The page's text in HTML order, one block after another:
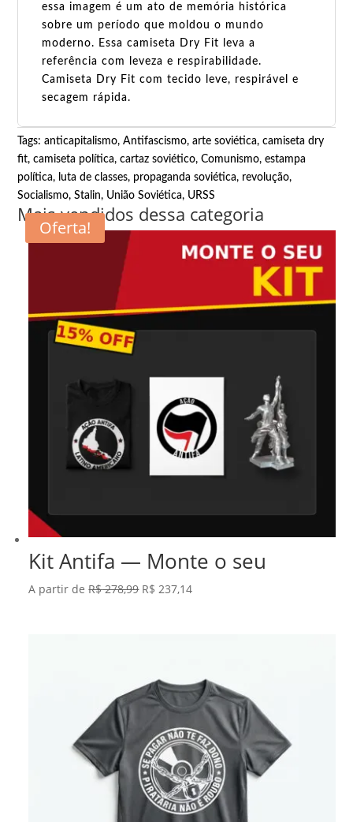
essa imagem é um ato de memória histórica
sobre um período que moldou o mundo
moderno. Essa camiseta Dry Fit leva a
referência com leveza e respirabilidade.
Camiseta Dry Fit com tecido leve, respirável e
secagem rápida.
Tags:anticapitalismo,Antifascismo,arte soviética,camiseta dry
fit,camiseta política,cartaz soviético,Comunismo,estampa
política, luta de classes, propaganda soviética, revolução,
Socialismo,Stalin, União Soviética, URSS
Mais vendidos dessa categoria
Oferta!
Kit Antifa — Monte o seu
A partir deR$278,99 O
R$ 237,14O